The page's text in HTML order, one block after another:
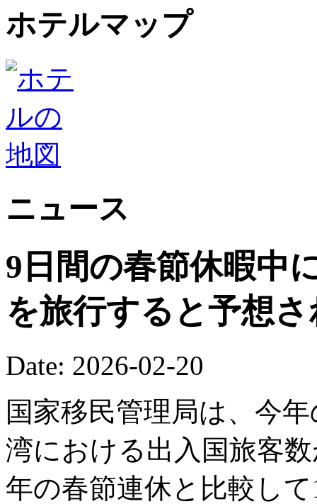
ホテルマップ
ニュース
9日間の春節休暇中
を旅行すると予想
Date: 2026-02-20
国家移民管理局は、今
湾における出入国旅客
年の春節連休と比較し